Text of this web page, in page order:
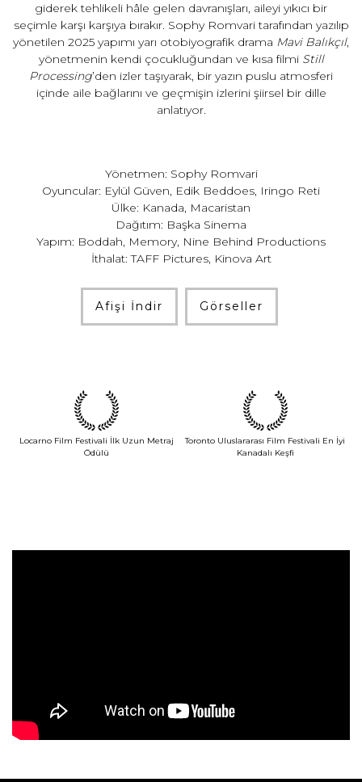
giderek tehlikeli hâle gelen davranışları, aileyi yıkıcı bir
seçimle karşı karşıya bırakır. Sophy Romvari tarafından yazılıp
yönetilen 2025 yapımı yarı otobiyografik drama Mavi Balıkçıl,
yönetmenin kendi çocukluğundan ve kısa filmi Still
Processing’den izler taşıyarak, bir yazın puslu atmosferi
içinde aile bağlarını ve geçmişin izlerini şiirsel bir dille
anlatıyor.
Yönetmen: Sophy Romvari
Oyuncular: Eylül Güven, Edik Beddoes, Iringo Reti
Ülke: Kanada, Macaristan
Dağıtım: Başka Sinema
Yapım: Boddah, Memory, Nine Behind Productions
İthalat: TAFF Pictures, Kinova Art
Afişi İndir Görseller
Locarno Film Festivali İlk Uzun Metraj
Ödülü
Toronto Uluslararası Film Festivali En İyi
Kanadalı Keşfi